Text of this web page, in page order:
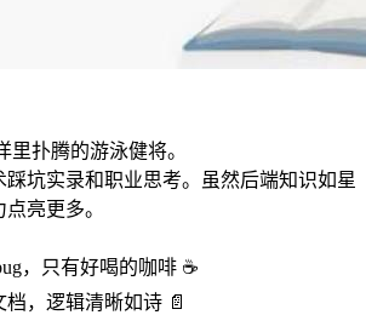
里扑腾的游泳健将。
坑实录和职业思考。虽然后端知识如星
亮更多。
，只有好喝的咖啡 ☕️
，逻辑清晰如诗 📄